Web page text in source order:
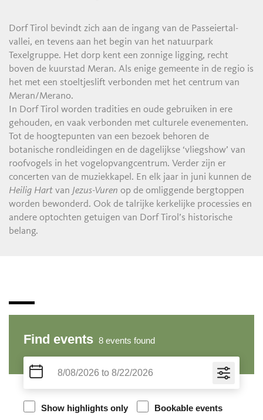
Dorf Tirol bevindt zich aan de ingang van de Passeiertal-
vallei, en tevens aan het begin van het natuurpark
Texelgruppe. Het dorp kent een zonnige ligging, recht
boven de kuurstad Meran. Als enige gemeente in de regio is
het met een stoeltjeslift verbonden met het centrum van
Meran/Merano.
In Dorf Tirol worden tradities en oude gebruiken in ere
gehouden, en vaak verbonden met culturele evenementen.
Tot de hoogtepunten van een bezoek behoren de
botanische rondleidingen en de dagelijkse ‘vliegshow’ van
roofvogels in het vogelopvangcentrum. Verder zijn er
concerten van de muziekkapel. En elk jaar in juni kunnen de
Heilig Hart van Jezus-Vurenop de omliggende bergtoppen
worden bewonderd. Ook de talrijke kerkelijke processies en
andere optochten getuigen van Dorf Tirol’s historische
belang.
Find events 8 events found
Show highlights only Bookable events